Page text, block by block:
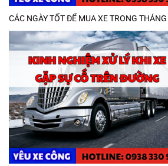
CÁC NGÀY TỐT ĐỂ MUA XE TRONG